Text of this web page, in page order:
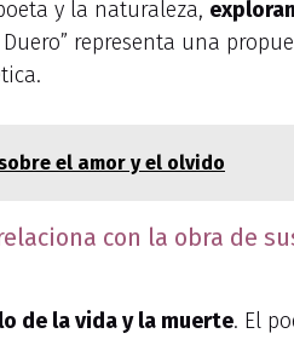
y la naturaleza,
representa una
el amor y el olvido
con la obra de
de la vida y la muerte. El